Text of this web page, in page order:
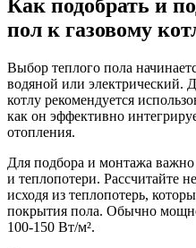
Как подобрать и
пол к газовому
Выбор теплого пола
водяной или электрический.
котлу рекомендуется
как он эффективно
отопления.
Для подбора и монтажа
и теплопотери. Рассчитайте
исходя из теплопотерь,
покрытия пола. Обычно
100-150 Вт/м².